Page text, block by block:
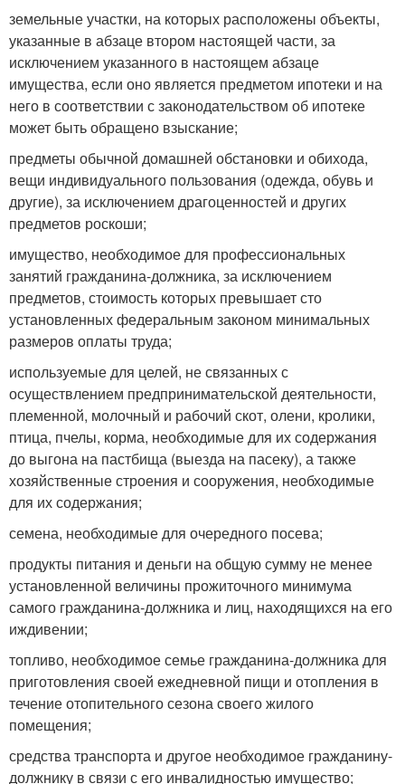
земельные участки, на которых расположены объекты,
указанные в абзаце втором настоящей части, за
исключением указанного в настоящем абзаце
имущества, если оно является предметом ипотеки и на
него в соответствии с законодательством об ипотеке
может быть обращено взыскание;
предметы обычной домашней обстановки и обихода,
вещи индивидуального пользования (одежда, обувь и
другие), за исключением драгоценностей и других
предметов роскоши;
имущество, необходимое для профессиональных
занятий гражданина-должника, за исключением
предметов, стоимость которых превышает сто
установленных федеральным законом минимальных
размеров оплаты труда;
используемые для целей, не связанных с
осуществлением предпринимательской деятельности,
племенной, молочный и рабочий скот, олени, кролики,
птица, пчелы, корма, необходимые для их содержания
до выгона на пастбища (выезда на пасеку), а также
хозяйственные строения и сооружения, необходимые
для их содержания;
семена, необходимые для очередного посева;
продукты питания и деньги на общую сумму не менее
установленной величины прожиточного минимума
самого гражданина-должника и лиц, находящихся на его
иждивении;
топливо, необходимое семье гражданина-должника для
приготовления своей ежедневной пищи и отопления в
течение отопительного сезона своего жилого
помещения;
средства транспорта и другое необходимое гражданину-
должнику в связи с его инвалидностью имущество;